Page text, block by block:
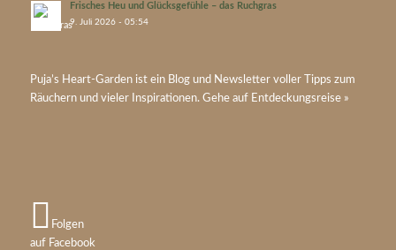
Frisches Heu und Glücksgefühle – das Ruchgras
9. Juli 2026 - 05:54
Puja’s Heart-Gardenist ein Blog und Newsletter voller Tipps zum
Räuchern und vieler Inspirationen. Gehe auf Entdeckungsreise »
Folgen
auf Facebook